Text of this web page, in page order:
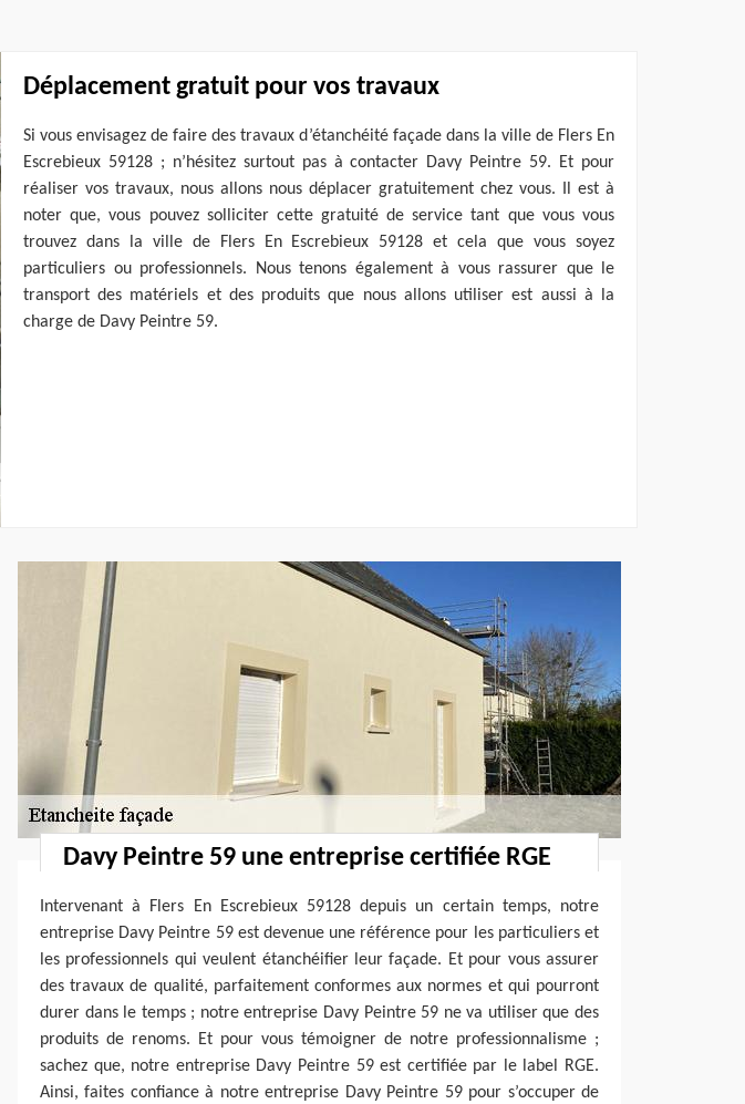
Déplacement gratuit pour vos travaux
Si vous envisagez de faire des travaux d’étanchéité façade dans la ville de Flers En
Escrebieux 59128 ; n’hésitez surtout pas à contacter Davy Peintre 59. Et pour
réaliser vos travaux, nous allons nous déplacer gratuitement chez vous. Il est à
noter que, vous pouvez solliciter cette gratuité de service tant que vous vous
trouvez dans la ville de Flers En Escrebieux 59128 et cela que vous soyez
particuliers ou professionnels. Nous tenons également à vous rassurer que le
transport des matériels et des produits que nous allons utiliser est aussi à la
charge de Davy Peintre 59.
Davy Peintre 59 une entreprise certifiée RGE
Intervenant à Flers En Escrebieux 59128 depuis un certain temps, notre
entreprise Davy Peintre 59 est devenue une référence pour les particuliers et
les professionnels qui veulent étanchéifier leur façade. Et pour vous assurer
des travaux de qualité, parfaitement conformes aux normes et qui pourront
durer dans le temps ; notre entreprise Davy Peintre 59 ne va utiliser que des
produits de renoms. Et pour vous témoigner de notre professionnalisme ;
sachez que, notre entreprise Davy Peintre 59 est certifiée par le label RGE.
Ainsi, faites confiance à notre entreprise Davy Peintre 59 pour s’occuper de